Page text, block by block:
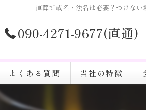
直葬で戒名・法名は必要？つけな
090-4271-9677(直通)
よくある質問 当社の特徴